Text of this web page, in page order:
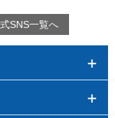
SNS一覧へ